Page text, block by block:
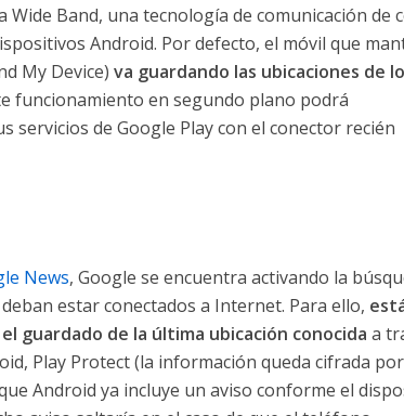
Band, una tecnología de comunicación de
Android. Por defecto, el móvil que
My Device)va guardando las ubicaciones de
funcionamiento en segundo plano podrá
servicios de Google Play con el conector recién
News, Google se encuentra activando la
estar conectados a Internet. Para ello,
guardado de la última ubicación conocida a
Play Protect (la información queda cifrada por
Android ya incluye un aviso conforme el